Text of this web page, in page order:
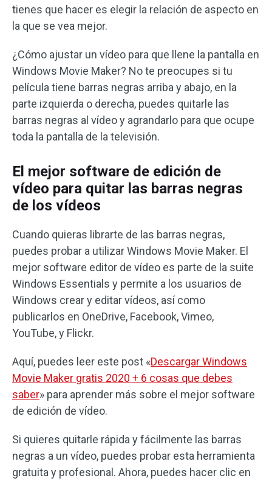
tienes que hacer es elegir la relación de aspecto en
la que se vea mejor.
¿Cómo ajustar un vídeo para que llene la pantalla en
Windows Movie Maker? No te preocupes si tu
película tiene barras negras arriba y abajo, en la
parte izquierda o derecha, puedes quitarle las
barras negras al vídeo y agrandarlo para que ocupe
toda la pantalla de la televisión.
El mejor software de edición de
vídeo para quitar las barras negras
de los vídeos
Cuando quieras librarte de las barras negras,
puedes probar a utilizar Windows Movie Maker. El
mejor software editor de vídeo es parte de la suite
Windows Essentials y permite a los usuarios de
Windows crear y editar vídeos, así como
publicarlos en OneDrive, Facebook, Vimeo,
YouTube, y Flickr.
Aquí, puedes leer este post «Descargar Windows
Movie Maker gratis 2020 + 6 cosas que debes
saber» para aprender más sobre el mejor software
de edición de vídeo.
Si quieres quitarle rápida y fácilmente las barras
negras a un vídeo, puedes probar esta herramienta
gratuita y profesional. Ahora, puedes hacer clic en